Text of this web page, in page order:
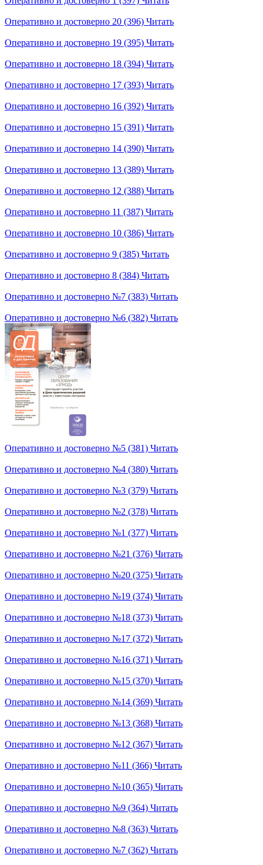
Оперативно и достоверно 20 (396) Читать
Оперативно и достоверно 19 (395) Читать
Оперативно и достоверно 18 (394) Читать
Оперативно и достоверно 17 (393) Читать
Оперативно и достоверно 16 (392) Читать
Оперативно и достоверно 15 (391) Читать
Оперативно и достоверно 14 (390) Читать
Оперативно и достоверно 13 (389) Читать
Оперативно и достоверно 12 (388) Читать
Оперативно и достоверно 11 (387) Читать
Оперативно и достоверно 10 (386) Читать
Оперативно и достоверно 9 (385) Читать
Оперативно и достоверно 8 (384) Читать
Оперативно и достоверно №7 (383) Читать
Оперативно и достоверно №6 (382) Читать
Оперативно и достоверно №5 (381) Читать
Оперативно и достоверно №4 (380) Читать
Оперативно и достоверно №3 (379) Читать
Оперативно и достоверно №2 (378) Читать
Оперативно и достоверно №1 (377) Читать
Оперативно и достоверно №21 (376) Читать
Оперативно и достоверно №20 (375) Читать
Оперативно и достоверно №19 (374) Читать
Оперативно и достоверно №18 (373) Читать
Оперативно и достоверно №17 (372) Читать
Оперативно и достоверно №16 (371) Читать
Оперативно и достоверно №15 (370) Читать
Оперативно и достоверно №14 (369) Читать
Оперативно и достоверно №13 (368) Читать
Оперативно и достоверно №12 (367) Читать
Оперативно и достоверно №11 (366) Читать
Оперативно и достоверно №10 (365) Читать
Оперативно и достоверно №9 (364) Читать
Оперативно и достоверно №8 (363) Читать
Оперативно и достоверно №7 (362) Читать